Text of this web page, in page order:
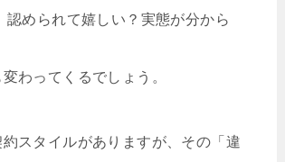
認められて嬉しい？実態が分から
わってくるでしょう。
スタイルがありますが、その「違